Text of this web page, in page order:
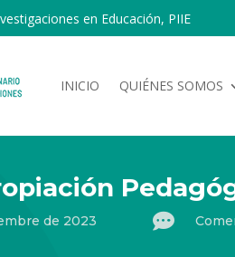
en Educación, PIIE
INICIO QUIÉNES SOMOS
de 2023 